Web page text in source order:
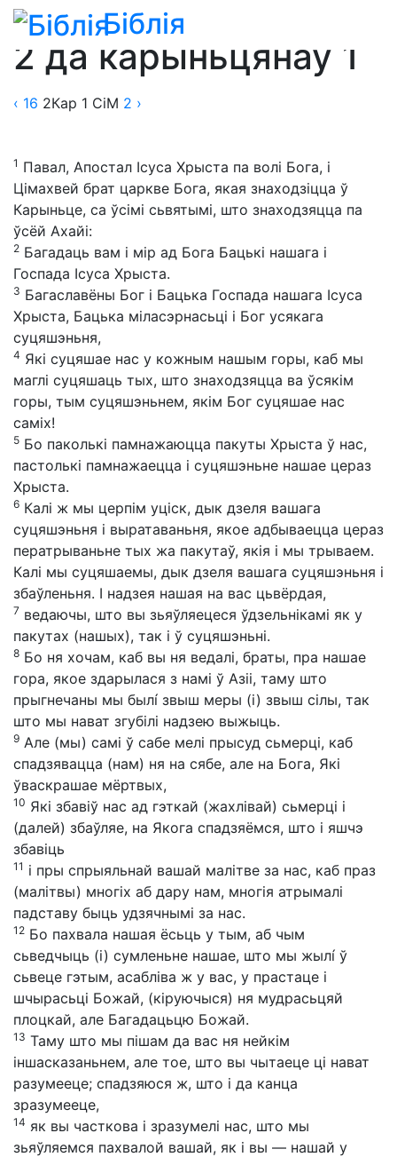
Біблія
Біблія» Пераклады» Пераклад Сабілы і Малахава
2 да карыньцянаў 1
‹ 16 2Кар 1 СіМ 2 ›
1 Павал, Апостал Ісуса Хрыста па волі Бога, і
Цімахвей брат царкве Бога, якая знаходзіцца ў
Карыньце, са ўсімі сьвятымі, што знаходзяцца па
ўсёй Ахайі:
2 Багадаць вам і мір ад Бога Бацькі нашага і
Госпада Ісуса Хрыста.
3 Багаславёны Бог і Бацька Госпада нашага Ісуса
Хрыста, Бацька міласэрнасьці і Бог усякага
суцяшэньня,
4 Які суцяшае нас у кожным нашым горы, каб мы
маглі суцяшаць тых, што знаходзяцца ва ўсякім
горы, тым суцяшэньнем, якім Бог суцяшае нас
саміх!
5 Бо паколькі памнажаюцца пакуты Хрыста ў нас,
пастолькі памнажаецца і суцяшэньне нашае цераз
Хрыста.
6 Калі ж мы церпім уціск, дык дзеля вашага
суцяшэньня і выратаваньня, якое адбываецца цераз
ператрываньне тых жа пакутаў, якія і мы трываем.
Калі мы суцяшаемы, дык дзеля вашага суцяшэньня і
збаўленьня. І надзея нашая на вас цьвёрдая,
7 ведаючы, што вы зьяўляецеся ўдзельнікамі як у
пакутах (нашых), так і ў суцяшэньні.
8 Бо ня хочам, каб вы ня ведалі, браты, пра нашае
гора, якое здарылася з намі ў Азіі, таму што
прыгнечаны мы былí звыш меры (і) звыш сілы, так
што мы нават згубілі надзею выжыць.
9 Але (мы) самі ў сабе мелі прысуд сьмерці, каб
спадзявацца (нам) ня на сябе, але на Бога, Які
ўваскрашае мёртвых,
10 Які збавіў нас ад гэткай (жахлівай) сьмерці і
(далей) збаўляе, на Якога спадзяёмся, што і яшчэ
збавіць
11 і пры спрыяльнай вашай малітве за нас, каб праз
(малітвы) многіх аб дару нам, многія атрымалі
падставу быць удзячнымі за нас.
12 Бо пахвала нашая ёсьць у тым, аб чым
сьведчыць (і) сумленьне нашае, што мы жылí ў
сьвеце гэтым, асабліва ж у вас, у прастаце і
шчырасьці Божай, (кіруючыся) ня мудрасьцяй
плоцкай, але Багадацьцю Божай.
13 Таму што мы пішам да вас ня нейкім
іншасказаньнем, але тое, што вы чытаеце ці нават
разумееце; спадзяюся ж, што і да канца
зразумееце,
14 як вы часткова і зразумелі нас, што мы
зьяўляемся пахвалой вашай, як і вы — нашай у